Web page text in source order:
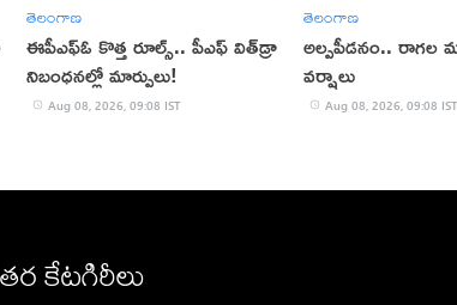
తెలంగాణ
ఈపీఎఫ్ఓ కొత్త రూల్స్.. పీఎఫ్ విత్‌డ్రా
నిబంధనల్లో మార్పులు!
Aug 08, 2026, 09:08 IST
తెలంగాణ
అల్పపీడనం.. రాగల
వర్షాలు
Aug 08, 2026, 09:08 IST
కేటగిరీలు